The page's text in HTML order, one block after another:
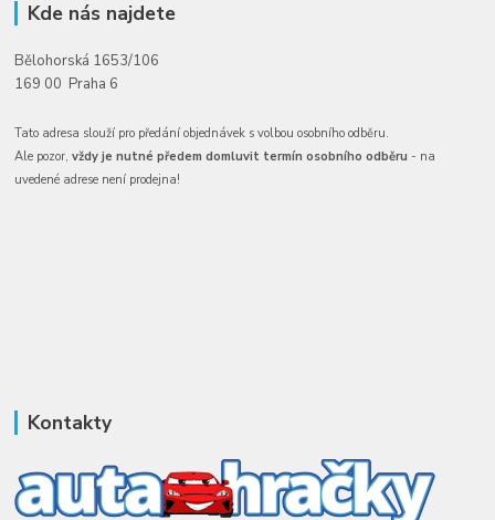
Kde nás najdete
Bělohorská 1653/106
169 00 Praha 6
Tato adresa slouží pro předání objednávek s volbou osobního odběru.
Ale pozor,vždy je nutné předem domluvit termín osobního odběru - na
uvedené adrese není prodejna!
Kontakty